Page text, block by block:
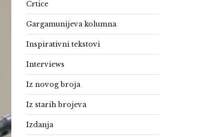
Crtice
Gargamunijeva kolumna
Inspirativni tekstovi
Interviews
Iz novog broja
Iz starih brojeva
Izdanja